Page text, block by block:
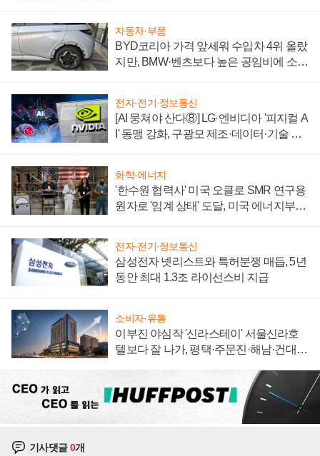
자동차·부품
BYD코리아 가격 앞세워 수입차 4위 올랐
지만, BMW·벤츠보다 높은 공임비에 소비
전자·전기·정보통신
[AI 뭉쳐야 산다⑧] LG·엔비디아 '피지컬 A
I' 동맹 강화, 구광모 제조·데이터·기술 결
화학·에너지
'한수원 협력사' 미국 오클로 SMR 연구용
원자로 '임계 상태' 도달, 미국 에너지부
전자·전기·정보통신
삼성전자 넷리스트와 특허분쟁 매듭, 5년
동안 최대 1.3조 라이선스비 지급
소비자·유통
이부진 야심작 '신라스테이' 서울신라호
텔보다 잘 나가, 평택·주문진·해남·건대로
기사댓글0개